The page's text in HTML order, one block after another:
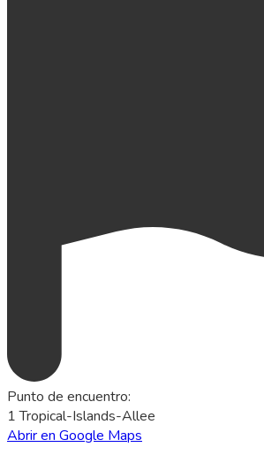
Punto de encuentro:
1 Tropical-Islands-Allee
Abrir en Google Maps